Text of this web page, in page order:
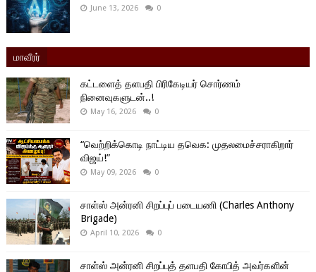
June 13, 2026 0
மாவீரர்
கட்டளைத் தளபதி பிரிகேடியர் சொர்ணம்
நினைவுகளுடன்..!
May 16, 2026 0
“வெற்றிக்கொடி நாட்டிய தவெக: முதலமைச்சராகிறார்
விஜய்!”
May 09, 2026 0
சாள்ஸ் அன்ரனி சிறப்புப் படையணி (Charles Anthony
Brigade)
April 10, 2026 0
சாள்ஸ் அன்ரனி சிறப்புத் தளபதி கோபித் அவர்களின்